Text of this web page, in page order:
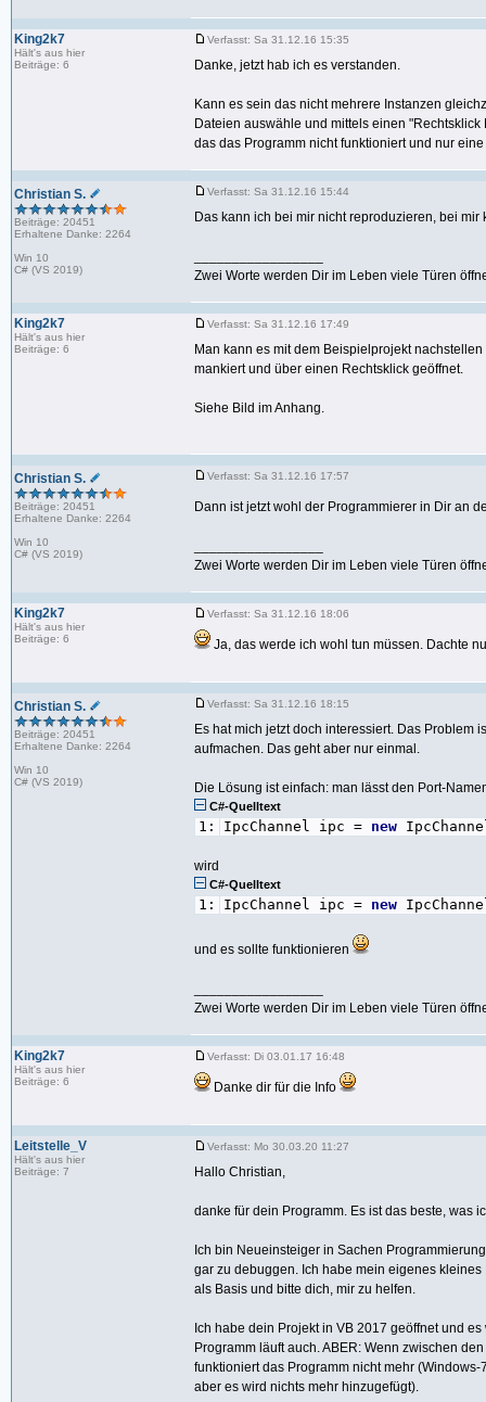
King2k7
Hält's aus hier
Beiträge: 6
Verfasst: Sa 31.12.16 15:35
Danke, jetzt hab ich es verstanden.
Kann es sein das nicht mehrere Instanzen
Dateien auswähle und mittels einen
das das Programm nicht funktioniert und nur
Christian S.
Beiträge: 20451
Erhaltene Danke: 2264
Win 10
C# (VS 2019)
Verfasst: Sa 31.12.16 15:44
Das kann ich bei mir nicht reproduzieren, bei mir
Zwei Worte werden Dir im Leben viele Türen
King2k7
Hält's aus hier
Beiträge: 6
Verfasst: Sa 31.12.16 17:49
Man kann es mit dem Beispielprojekt
mankiert und über einen Rechtsklick geöffnet.
Siehe Bild im Anhang.
Christian S.
Beiträge: 20451
Erhaltene Danke: 2264
Win 10
C# (VS 2019)
Verfasst: Sa 31.12.16 17:57
Dann ist jetzt wohl der Programmierer in Dir an
Zwei Worte werden Dir im Leben viele Türen
King2k7
Hält's aus hier
Beiträge: 6
Verfasst: Sa 31.12.16 18:06
Ja, das werde ich wohl tun müssen. Dachte
Christian S.
Beiträge: 20451
Erhaltene Danke: 2264
Win 10
C# (VS 2019)
Verfasst: Sa 31.12.16 18:15
Es hat mich jetzt doch interessiert. Das Problem
aufmachen. Das geht aber nur einmal.
Die Lösung ist einfach: man lässt den Port-
C#-Quelltext
1: IpcChannel ipc = new
wird
C#-Quelltext
1: IpcChannel ipc = new
und es sollte funktionieren
Zwei Worte werden Dir im Leben viele Türen
King2k7
Hält's aus hier
Beiträge: 6
Verfasst: Di 03.01.17 16:48
Danke dir für die Info
Leitstelle_V
Hält's aus hier
Beiträge: 7
Verfasst: Mo 30.03.20 11:27
Hallo Christian,
danke für dein Programm. Es ist das beste, was
Ich bin Neueinsteiger in Sachen
gar zu debuggen. Ich habe mein eigenes
als Basis und bitte dich, mir zu helfen.
Ich habe dein Projekt in VB 2017 geöffnet und
Programm läuft auch. ABER: Wenn zwischen
funktioniert das Programm nicht mehr
aber es wird nichts mehr hinzugefügt).